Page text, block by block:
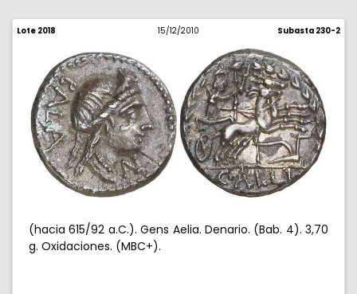
Lote 2018 15/12/2010 Subasta 230-2
(hacia 615/92 a.C.). Gens Aelia. Denario. (Bab. 4). 3,70
g. Oxidaciones. (MBC+).